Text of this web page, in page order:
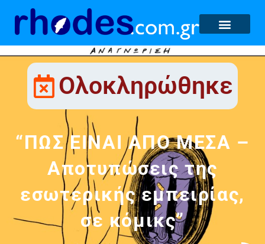
Ολοκληρώθηκε
“ΠΩΣ ΕΙΝΑΙ ΑΠΟ ΜΕΣΑ –
Αποτυπώσεις της
εσωτερικής εμπειρίας,
σε κόμικς”